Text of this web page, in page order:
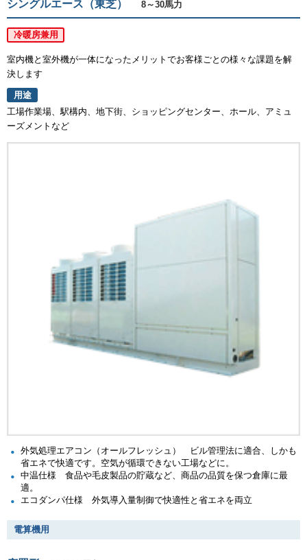
シングルエース（東芝） 8～30馬力
冷暖房兼用
室内機と室外機が一体になったメリットでお客様ごとの様々な課題を解
決します
用途
工場作業場、駅構内、地下街、ショッピングセンター、ホール、アミュ
ーズメントなど
外気処理エアコン（オールフレッシュ） ビル管理法に適合、しかも
省エネで快適です。空気が循環できない工場などに。
中温仕様 食品や毛皮製品の貯蔵など、商品の品質を保つ倉庫に最
適。
エコダンパ仕様 外気導入量制御で快適性と省エネを両立
電算機用